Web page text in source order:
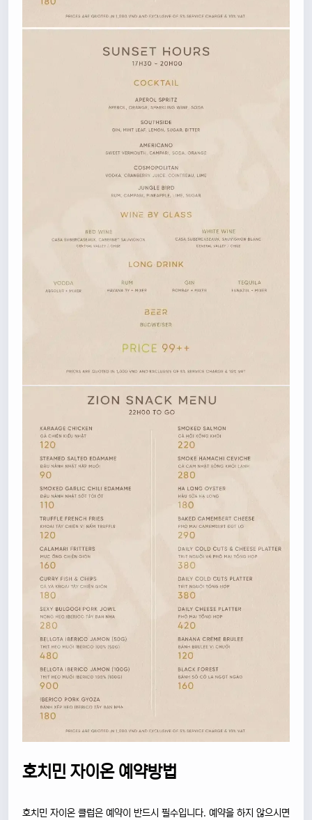
호치민 자이온 예약방법
호치민 자이온 클럽은 예약이 반드시 필수입니다. 예약을 하지 않으시면